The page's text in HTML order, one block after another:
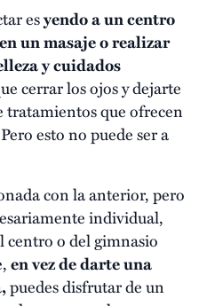
esyendo a un centro
un masaje o realizar
y cuidados
cerrar los ojos y dejarte
tratamientos que ofrecen
esto no puede ser a
con la anterior, pero
individual,
centro o del gimnasio
en vez de darte una
puedes disfrutar de un